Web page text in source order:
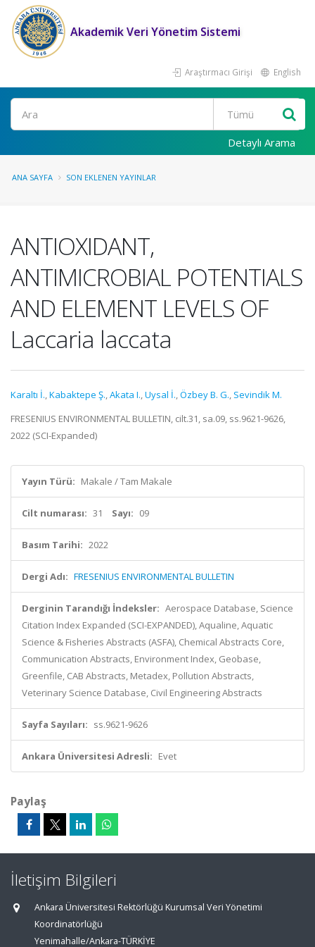
Akademik Veri Yönetim Sistemi
Araştırmacı Girişi English
Ara
Detaylı Arama
ANA SAYFA SON EKLENEN YAYINLAR
ANTIOXIDANT,
ANTIMICROBIAL POTENTIALS
AND ELEMENT LEVELS OF
Laccaria laccata
Karaltı İ.,Kabaktepe Ş.,Akata I.,Uysal İ.,Özbey B. G., Sevindik M.
FRESENIUS ENVIRONMENTAL BULLETIN, cilt.31, sa.09, ss.9621-9626,
2022 (SCI-Expanded)
Yayın Türü: Makale / Tam Makale
Cilt numarası: 31 Sayı: 09
Basım Tarihi: 2022
Dergi Adı: FRESENIUS ENVIRONMENTAL BULLETIN
Derginin Tarandığı İndeksler: Aerospace Database, Science
Citation Index Expanded (SCI-EXPANDED), Aqualine, Aquatic
Science & Fisheries Abstracts (ASFA), Chemical Abstracts Core,
Communication Abstracts, Environment Index, Geobase,
Greenfile, CAB Abstracts, Metadex, Pollution Abstracts,
Veterinary Science Database, Civil Engineering Abstracts
Sayfa Sayıları: ss.9621-9626
Ankara Üniversitesi Adresli: Evet
Paylaş
İletişim Bilgileri
Ankara Üniversitesi Rektörlüğü Kurumsal Veri Yönetimi
Koordinatörlüğü
Yenimahalle/Ankara-TÜRKİYE